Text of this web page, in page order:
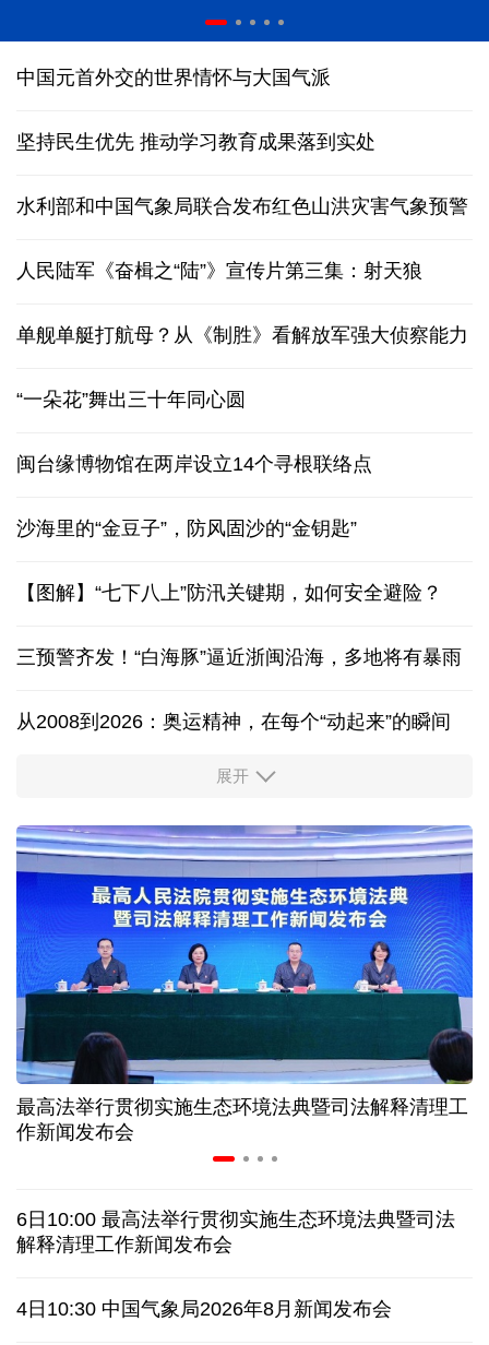
中国元首外交的世界情怀与大国气派
坚持民生优先 推动学习教育成果落到实处
水利部和中国气象局联合发布红色山洪灾害气象预警
人民陆军《奋楫之“陆”》宣传片第三集：射天狼
单舰单艇打航母？从《制胜》看解放军强大侦察能力
“一朵花”舞出三十年同心圆
闽台缘博物馆在两岸设立14个寻根联络点
沙海里的“金豆子”，防风固沙的“金钥匙”
【图解】“七下八上”防汛关键期，如何安全避险？
三预警齐发！“白海豚”逼近浙闽沿海，多地将有暴雨
从2008到2026：奥运精神，在每个“动起来”的瞬间
活力中国调研行丨安徽的定力与活力
夏日经济乘“热”而上 消费市场向“新”而行
长江十年行 | 重庆“以竹代塑”铺就绿色发展新路
暑期档电影票房持续走高 “电影+”业态激发消费活力
年中经济观察丨以河溪流域为脉 打造乡村振兴示范
片区
美媒:多场景低成本应用 中国让AI变得更具实用价值
蓝厅观察丨被中方反制的7家美国实体有何来头？
视频丨日本民众集会 反对高市政府扩军谋“核”
展开
最高法举行贯彻实施生态环境法典暨司法解释清理工
作新闻发布会
6日10:00 最高法举行贯彻实施生态环境法典暨司法
解释清理工作新闻发布会
4日10:30 中国气象局2026年8月新闻发布会